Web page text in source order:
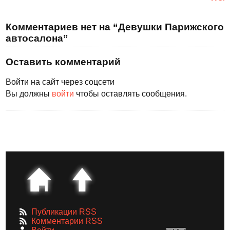
Комментариев нет на “Девушки Парижского
автосалона”
Оставить комментарий
Войти на сайт через соцсети
Вы должны войти чтобы оставлять сообщения.
Публикации RSS
Комментарии RSS